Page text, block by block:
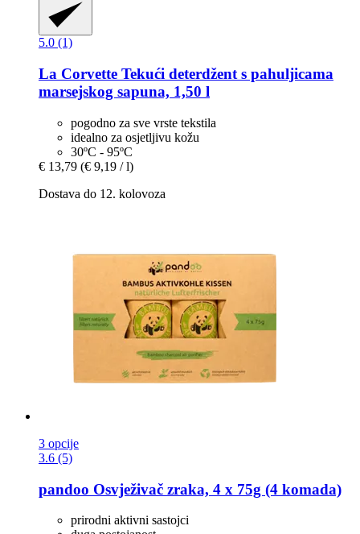
5.0 (1)
La Corvette Tekući deterdžent s pahuljicama
marsejskog sapuna, 1,50 l
pogodno za sve vrste tekstila
idealno za osjetljivu kožu
30ºC - 95ºC
€ 13,79 (€ 9,19 / l)
Dostava do 12. kolovoza
3 opcije
3.6 (5)
pandoo Osvježivač zraka, 4 x 75g (4 komada)
prirodni aktivni sastojci